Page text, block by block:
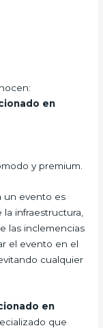
en
y premium.
un evento es
infraestructura,
las inclemencias
el evento en el
cualquier
en
que